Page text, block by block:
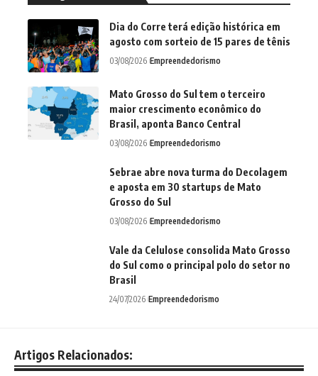
Dia do Corre terá edição histórica em
agosto com sorteio de 15 pares de tênis
03/08/2026 Empreendedorismo
Mato Grosso do Sul tem o terceiro
maior crescimento econômico do
Brasil, aponta Banco Central
03/08/2026 Empreendedorismo
Sebrae abre nova turma do Decolagem
e aposta em 30 startups de Mato
Grosso do Sul
03/08/2026 Empreendedorismo
Vale da Celulose consolida Mato Grosso
do Sul como o principal polo do setor no
Brasil
24/07/2026 Empreendedorismo
Artigos Relacionados: